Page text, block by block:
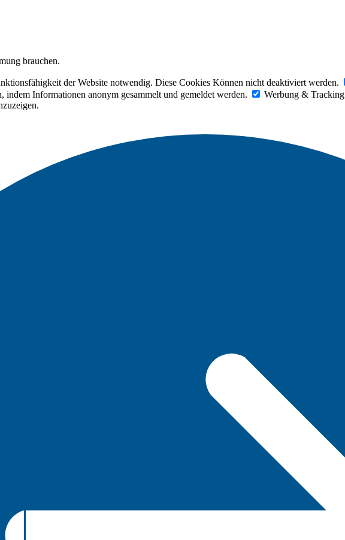
brauchen.
der Website notwendig. Diese Cookies Können nicht deaktiviert werden.
indem Informationen anonym gesammelt und gemeldet werden.
Werbung & Tracking